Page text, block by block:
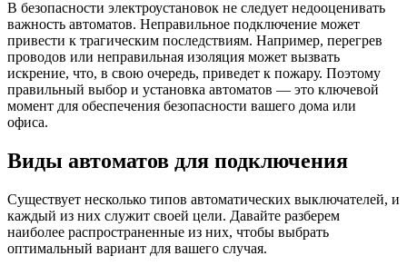
В безопасности электроустановок не следует недооценивать
важность автоматов. Неправильное подключение может
привести к трагическим последствиям. Например, перегрев
проводов или неправильная изоляция может вызвать
искрение, что, в свою очередь, приведет к пожару. Поэтому
правильный выбор и установка автоматов — это ключевой
момент для обеспечения безопасности вашего дома или
офиса.
Виды автоматов для подключения
Существует несколько типов автоматических выключателей, и
каждый из них служит своей цели. Давайте разберем
наиболее распространенные из них, чтобы выбрать
оптимальный вариант для вашего случая.